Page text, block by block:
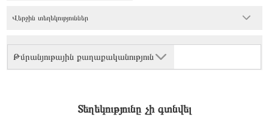
Թմրանյութային քաղաքականություն
Վերջին տեղեկություններ
Տեղեկությունը չի գտնվել